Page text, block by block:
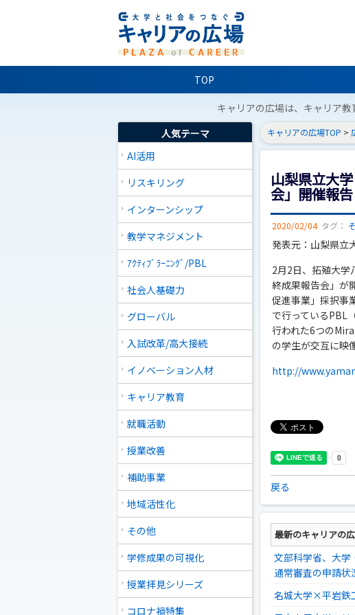
TOP
キャリアの広場は、キャリア
人気テーマ
AI活用
リスキリング
インターンシップ
教学マネジメント
ｱｸﾃｨﾌﾞﾗｰﾆﾝｸﾞ/PBL
社会人基礎力
グローバル
入試改革/高大接続
イノベーション人材
キャリア教育
就職活動
授業改善
補助事業
地域活性化
その他
学修成果の可視化
授業拝見シリーズ
コロナ禍特集
キャリアの広場TOP >
山梨県立大
会」開催報告
2020/02/04 タグ：
発表元：山梨県立
2月2日、拓殖大学
終成果報告会」が
促進事業」採択事
で行っているPBL
行われた6つの
の学生が交互に映
http://
戻る
最新のキャリアの
文部科学省、大学
通常審査の申請状
名城大学×平岩鉄